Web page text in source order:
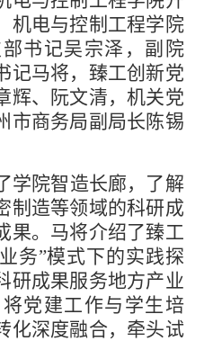
机电与控制工程学院
书记吴宗泽，副院
记马将，臻工创新党
辉、阮文清，机关党
市商务局副局长陈锡
学院智造长廊，了解
制造等领域的科研成
果。马将介绍了臻工
务”模式下的实践探
研成果服务地方产业
党建工作与学生培
化深度融合，牵头试